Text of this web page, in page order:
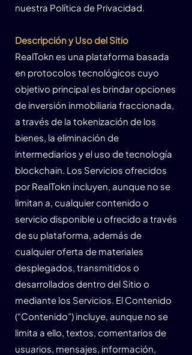
nuestra Política de Privacidad.
Descripción y Uso del Sitio
RealTokn es una plataforma basada
en protocolos tecnológicos cuyo
objetivo principal es brindar opciones
de inversión inmobiliaria fraccionada,
a través de la tokenización de los
bienes, la eliminación de
intermediarios y el uso de tecnología
blockchain. Los Servicios ofrecidos
por RealTokn incluyen, aunque no se
limitan a, cualquier contenido o
servicio disponible u ofrecido a través
de su plataforma, además de
cualquier oferta de materiales
desplegados, transmitidos o
desarrollados dentro del Sitio o
mediante los Servicios. El Contenido
(“Contenido”) incluye, aunque no se
limita a ello, textos, comentarios de
usuarios, mensajes, información,